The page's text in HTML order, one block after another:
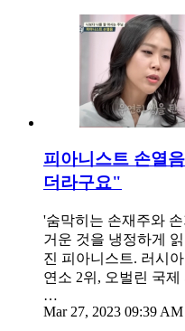
피아니스트 손열
더라구요"
'숨막히는 손재주와
거운 것을 냉정하게
진 피아니스트. 러시
연소 2위, 오벌린 국
…
Mar 27, 2023 09:39